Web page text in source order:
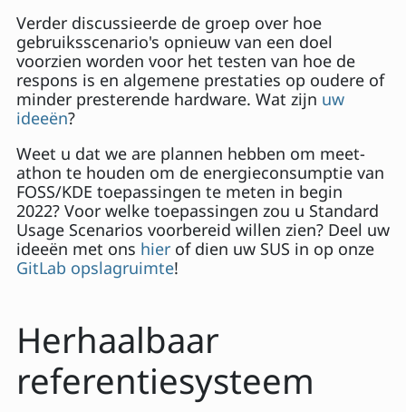
Verder discussieerde de groep over hoe
gebruiksscenario's opnieuw van een doel
voorzien worden voor het testen van hoe de
respons is en algemene prestaties op oudere of
minder presterende hardware. Wat zijn uw
ideeën?
Weet u dat we are plannen hebben om meet-
athon te houden om de energieconsumptie van
FOSS/KDE toepassingen te meten in begin
2022? Voor welke toepassingen zou u Standard
Usage Scenarios voorbereid willen zien? Deel uw
ideeën met ons hier of dien uw SUS in op onze
GitLab opslagruimte!
Herhaalbaar
referentiesysteem